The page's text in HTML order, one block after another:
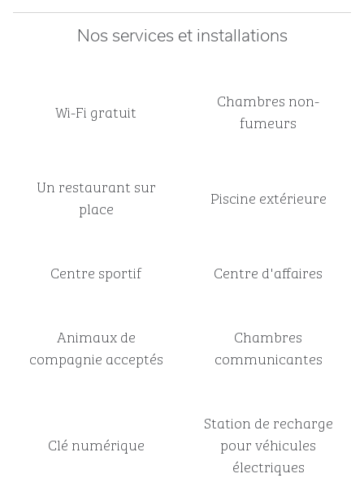
Nos services et installations
Wi-Fi gratuit
Chambres non-
fumeurs
Un restaurant sur
place
Piscine extérieure
Centre sportif Centre d'affaires
Animaux de
compagnie acceptés
Chambres
communicantes
Clé numérique
Station de recharge
pour véhicules
électriques